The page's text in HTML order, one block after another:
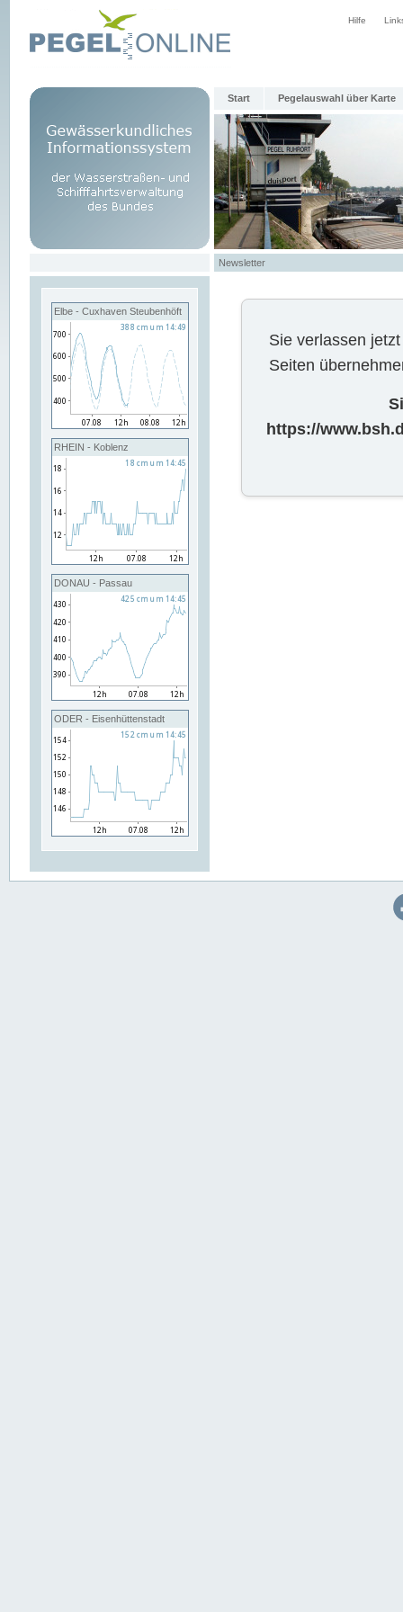
Hilfe
Start Pegelauswahl über Karte
Newsletter
Elbe - Cuxhaven Steubenhöft
RHEIN - Koblenz
DONAU - Passau
ODER - Eisenhüttenstadt
Sie verlassen
Seiten
https://